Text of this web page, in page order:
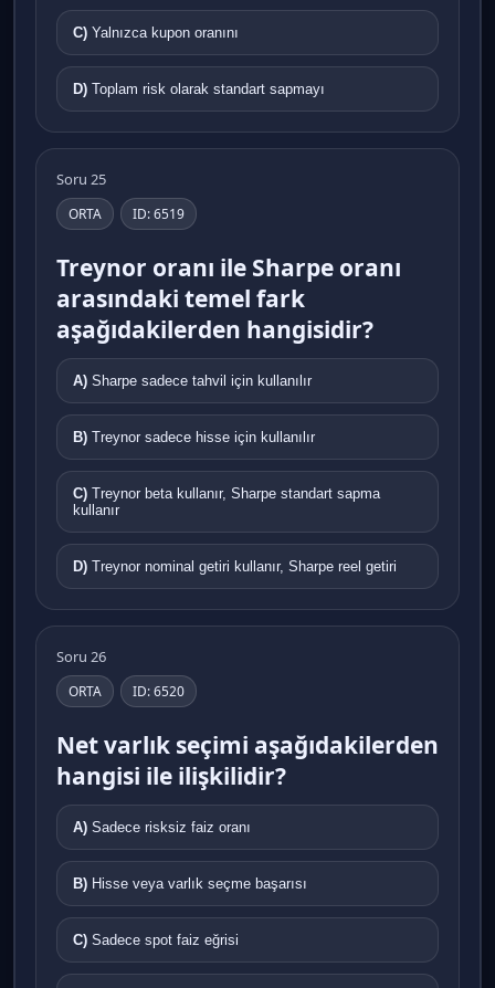
C) Yalnızca kupon oranını
D) Toplam risk olarak standart sapmayı
Soru 25
ORTA ID: 6519
Treynor oranı ile Sharpe oranı
arasındaki temel fark
aşağıdakilerden hangisidir?
A) Sharpe sadece tahvil için kullanılır
B) Treynor sadece hisse için kullanılır
C)
kullanır
D) Treynor nominal getiri kullanır, Sharpe reel getiri
Soru 26
ORTA ID: 6520
Net varlık seçimi aşağıdakilerden
hangisi ile ilişkilidir?
A) Sadece risksiz faiz oranı
B) Hisse veya varlık seçme başarısı
C) Sadece spot faiz eğrisi